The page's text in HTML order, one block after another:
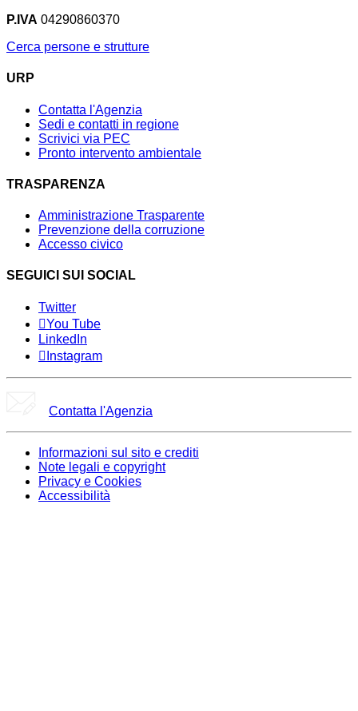
P.IVA 04290860370
Cerca persone e strutture
URP
Contatta l'Agenzia
Sedi e contatti in regione
Scrivici via PEC
Pronto intervento ambientale
TRASPARENZA
Amministrazione Trasparente
Prevenzione della corruzione
Accesso civico
SEGUICI SUI SOCIAL
Twitter
You Tube
LinkedIn
Instagram
Contatta l'Agenzia
Informazioni sul sito e crediti
Note legali e copyright
Privacy e Cookies
Accessibilità